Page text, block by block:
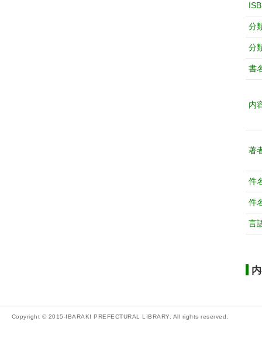
分
分
書
内
著
件
件
言
Copyright © 2015-IBARAKI PREFECTURAL LIBRARY. All rights reserved.